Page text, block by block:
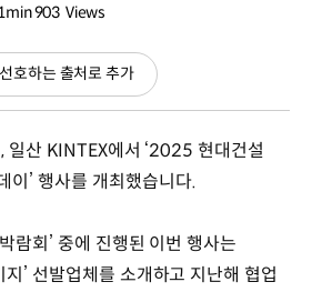
903 Views
선호하는 출처로 추가(새
창
일산 KINTEX에서 ‘2025 현대건설
이’ 행사를 개최했습니다.
람회’ 중에 진행된 이번 행사는
’ 선발업체를 소개하고 지난해 협업